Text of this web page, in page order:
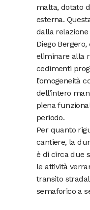
malta, dotato
esterna.
dalla relazione
Diego
eliminare alla
cedimenti
l’omogeneità
dell’intero
piena
periodo.
Per quanto
cantiere, la
è di circa due
le attività
transito
semaforico a